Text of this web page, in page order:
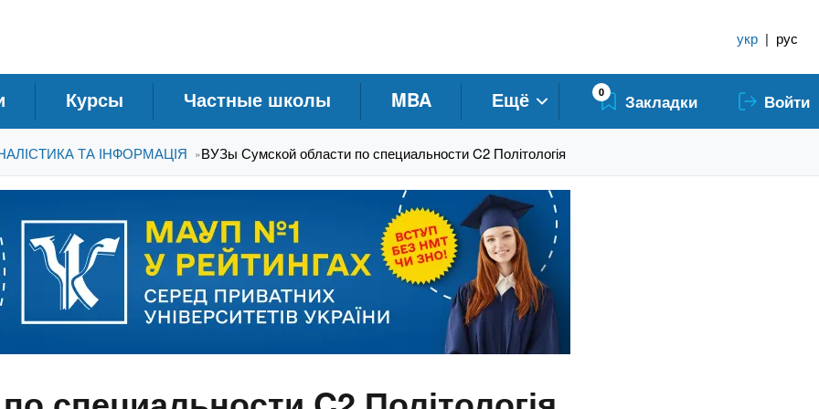
укр | рус
Курсы Частные школы MBA Ещё 0 Закладки Войти
ТА ІНФОРМАЦІЯ »ВУЗы Сумской области по специальности C2 Політологія